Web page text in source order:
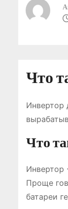
Что
Инвертор
Что
Инвертор
Проще
батареи